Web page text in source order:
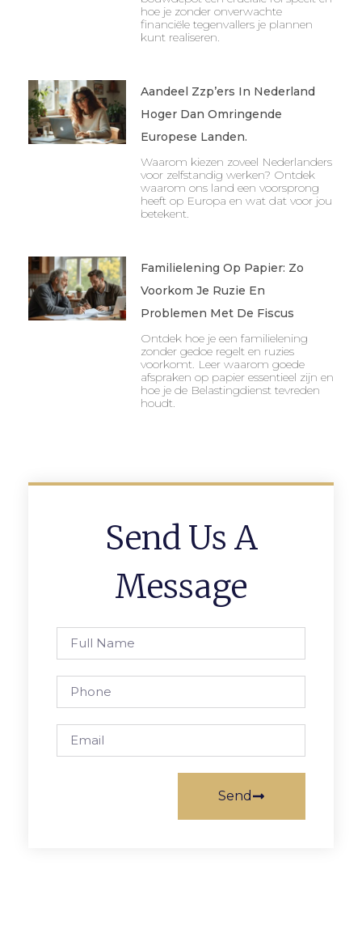
hoe je zonder onverwachte
financiële tegenvallers je plannen
kunt realiseren.
Aandeel Zzp’ers In Nederland
Hoger Dan Omringende
Europese Landen.
Waarom kiezen zoveel Nederlanders
voor zelfstandig werken? Ontdek
waarom ons land een voorsprong
heeft op Europa en wat dat voor jou
betekent.
Familielening Op Papier: Zo
Voorkom Je Ruzie En
Problemen Met De Fiscus
Ontdek hoe je een familielening
zonder gedoe regelt en ruzies
voorkomt. Leer waarom goede
afspraken op papier essentieel zijn en
hoe je de Belastingdienst tevreden
houdt.
Send Us A
Message
Send